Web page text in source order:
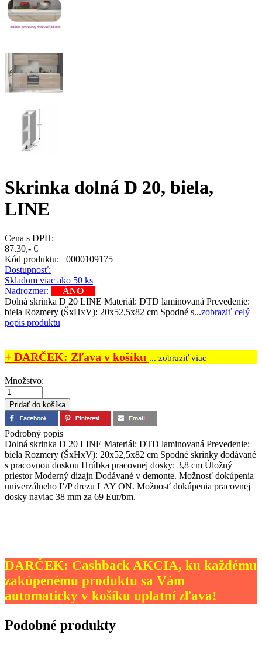
Skrinka dolná D 20, biela,
LINE
Cena s DPH:
87.30,- €
Kód produktu: 0000109175
Dostupnosť:
Skladom viac ako 50 ks
Nadrozmer:
ÁNO
Dolná skrinka D 20 LINE Materiál: DTD laminovaná Prevedenie:
biela Rozmery (ŠxHxV): 20x52,5x82 cm Spodné s...zobraziť celý
popis produktu
+ DARČEK: Zľava v košíku ... zobraziť viac
Množstvo:
Podrobný popis
Dolná skrinka D 20 LINE Materiál: DTD laminovaná Prevedenie:
biela Rozmery (ŠxHxV): 20x52,5x82 cm Spodné skrinky dodávané
s pracovnou doskou Hrúbka pracovnej dosky: 3,8 cm Úložný
priestor Moderný dizajn Dodávané v demonte. Možnosť dokúpenia
univerzálneho Ľ/P drezu LAY ON. Možnosť dokúpenia pracovnej
dosky naviac 38 mm za 69 Eur/bm.
DARČEK: Cashback AKCIA, ku každému
zakúpenému produktu sa Vám
automaticky v košíku uplatní zľava!
Podobné produkty